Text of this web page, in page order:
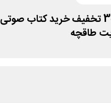
30% تخفیف خرید کتاب صوتی
طاقچه